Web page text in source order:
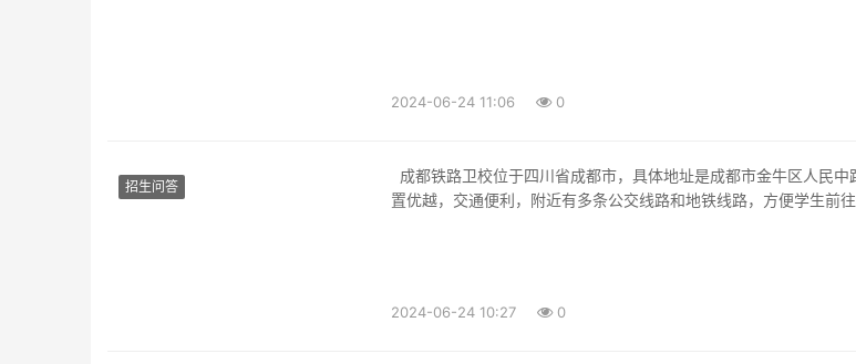
2024-06-24 11:06 0
招生问答
置优越，交通便利，附近有多条公交线路和地铁线路，方便学生前往
2024-06-24 10:27 0